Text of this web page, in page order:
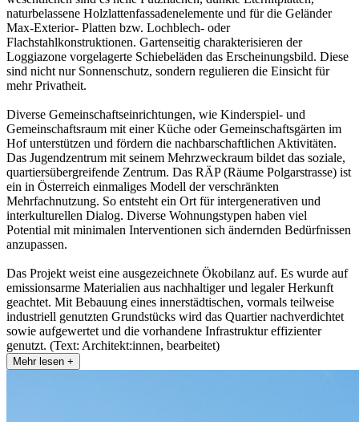
naturbelassene Holzlattenfassadenelemente und für die Geländer
Max-Exterior- Platten bzw. Lochblech- oder
Flachstahlkonstruktionen. Gartenseitig charakterisieren der
Loggiazone vorgelagerte Schiebeläden das Erscheinungsbild. Diese
sind nicht nur Sonnenschutz, sondern regulieren die Einsicht für
mehr Privatheit.
Diverse Gemeinschaftseinrichtungen, wie Kinderspiel- und
Gemeinschaftsraum mit einer Küche oder Gemeinschaftsgärten im
Hof unterstützen und fördern die nachbarschaftlichen Aktivitäten.
Das Jugendzentrum mit seinem Mehrzweckraum bildet das soziale,
quartiersübergreifende Zentrum. Das RÄP (Räume Polgarstrasse) ist
ein in Österreich einmaliges Modell der verschränkten
Mehrfachnutzung. So entsteht ein Ort für intergenerativen und
interkulturellen Dialog. Diverse Wohnungstypen haben viel
Potential mit minimalen Interventionen sich ändernden Bedürfnissen
anzupassen.
Das Projekt weist eine ausgezeichnete Ökobilanz auf. Es wurde auf
emissionsarme Materialien aus nachhaltiger und legaler Herkunft
geachtet. Mit Bebauung eines innerstädtischen, vormals teilweise
industriell genutzten Grundstücks wird das Quartier nachverdichtet
sowie aufgewertet und die vorhandene Infrastruktur effizienter
genutzt. (Text: Architekt:innen, bearbeitet)
Mehr lesen +